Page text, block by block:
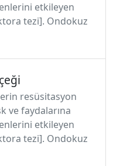
etkileyen
tezi]. Ondokuz
resüsitasyon
ve faydalarına
etkileyen
tezi]. Ondokuz